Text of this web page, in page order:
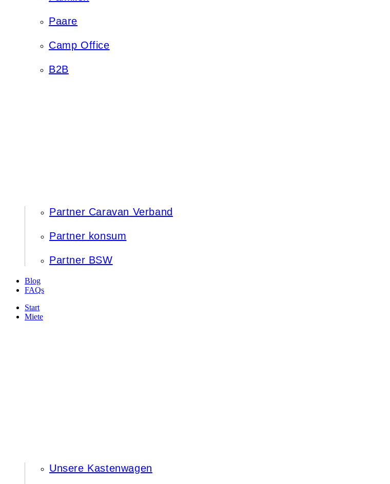
Paare
Camp Office
B2B
Partner Caravan Verband
Partner konsum
Partner BSW
Blog
FAQs
Start
Miete
Unsere Kastenwagen